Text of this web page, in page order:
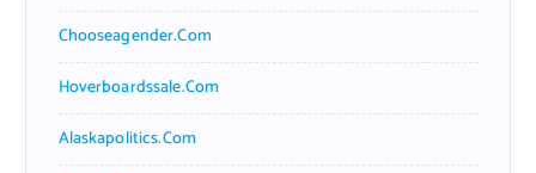
Chooseagender.com
Hoverboardssale.com
Alaskapolitics.com